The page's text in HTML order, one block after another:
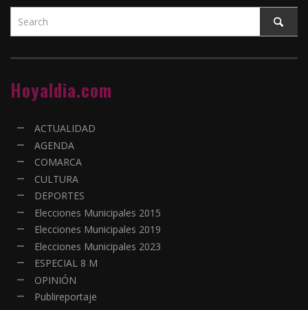
Hoyaldia.com
ACTUALIDAD
AGENDA
COMARCA
CULTURA
DEPORTES
Elecciones Municipales 2015
Elecciones Municipales 2019
Elecciones Municipales 2023
ESPECIAL 8 M
OPINIÓN
Publireportaje